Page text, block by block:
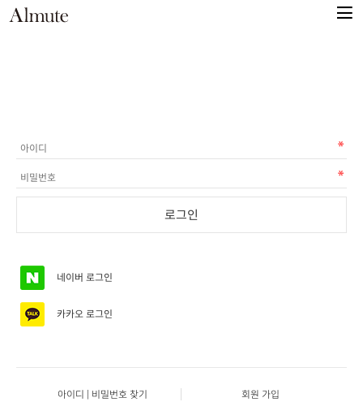
네이버 로그인
카카오 로그인
아이디 | 비밀번호 찾기 회원 가입